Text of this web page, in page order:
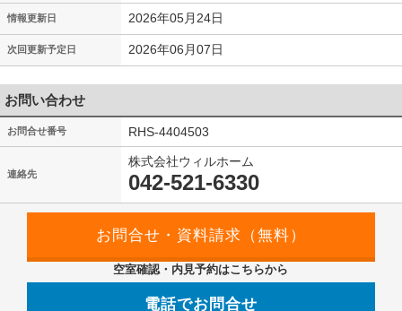
情報更新日 2026年05月24日
次回更新予定日 2026年06月07日
お問い合わせ
お問合せ番号 RHS-4404503
連絡先
株式会社ウィルホーム
042-521-6330
空室確認・内見予約はこちらから
電話でお問合せ